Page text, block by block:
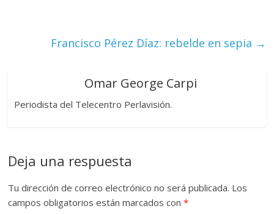
Francisco Pérez Díaz: rebelde en sepia →
Omar George Carpi
Periodista del Telecentro Perlavisión.
Deja una respuesta
Tu dirección de correo electrónico no será publicada. Los
campos obligatorios están marcados con*